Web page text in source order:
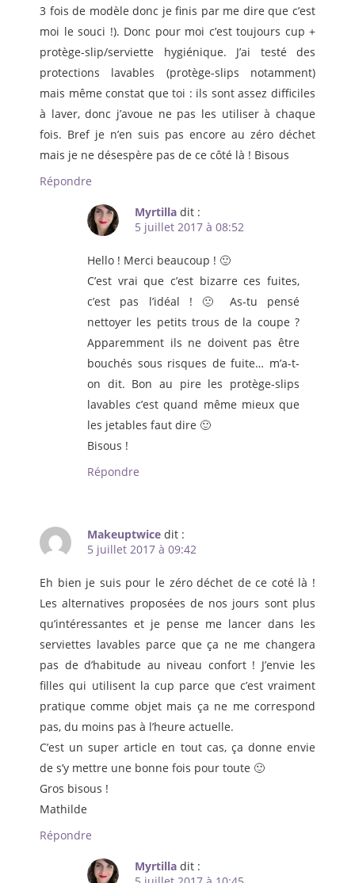
3 fois de modèle donc je finis par me dire que c’est
moi le souci !). Donc pour moi c’est toujours cup +
protège-slip/serviette hygiénique. J’ai testé des
protections lavables (protège-slips notamment)
mais même constat que toi : ils sont assez difficiles
à laver, donc j’avoue ne pas les utiliser à chaque
fois. Bref je n’en suis pas encore au zéro déchet
mais je ne désespère pas de ce côté là ! Bisous
Répondre
Myrtilla dit :
5 juillet 2017 à 08:52
Hello ! Merci beaucoup ! 🙂
C’est vrai que c’est bizarre ces fuites,
c’est pas l’idéal ! 🙁 As-tu pensé
nettoyer les petits trous de la coupe ?
Apparemment ils ne doivent pas être
bouchés sous risques de fuite… m’a-t-
on dit. Bon au pire les protège-slips
lavables c’est quand même mieux que
les jetables faut dire 🙂
Bisous !
Répondre
Makeuptwice dit :
5 juillet 2017 à 09:42
Eh bien je suis pour le zéro déchet de ce coté là !
Les alternatives proposées de nos jours sont plus
qu’intéressantes et je pense me lancer dans les
serviettes lavables parce que ça ne me changera
pas de d’habitude au niveau confort ! J’envie les
filles qui utilisent la cup parce que c’est vraiment
pratique comme objet mais ça ne me correspond
pas, du moins pas à l’heure actuelle.
C’est un super article en tout cas, ça donne envie
de s’y mettre une bonne fois pour toute 🙂
Gros bisous !
Mathilde
Répondre
Myrtilla dit :